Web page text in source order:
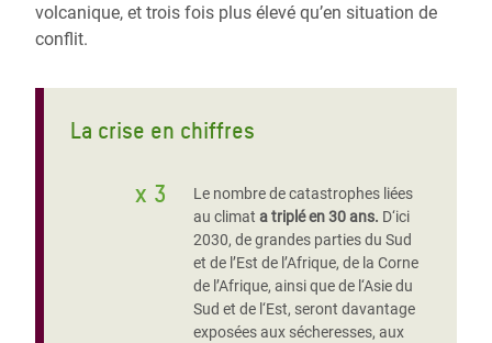
volcanique, et trois fois plus élevé qu’en situation de
conflit.
La crise en chiffres
x 3
Le nombre de catastrophes liées
au climat a triplé en 30 ans. D‘ici
2030, de grandes parties du Sud
et de l’Est de l’Afrique, de la Corne
de l’Afrique, ainsi que de l‘Asie du
Sud et de l‘Est, seront davantage
exposées aux sécheresses, aux